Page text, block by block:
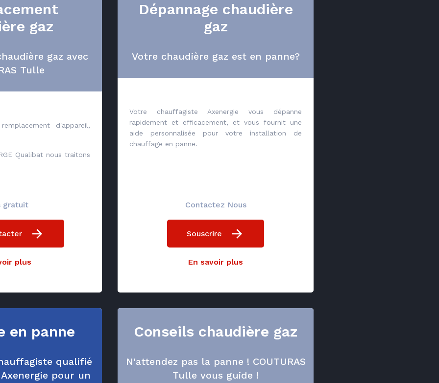
gaz
gaz avec
Tulle
d'appareil,
Qualibat nous traitons
gratuit
plus
Dépannage chaudière
gaz
Votre chaudière gaz est en panne?
Votre chauffagiste Axenergie vous dépanne
rapidement et efficacement, et vous fournit une
aide personnalisée pour votre installation de
chauffage en panne.
Contactez Nous
Souscrire
En savoir plus
en panne
qualifié
Axenergie pour un
Conseils chaudière gaz
N'attendez pas la panne ! COUTURAS
Tulle vous guide !